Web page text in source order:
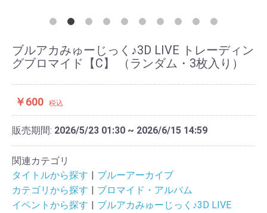
ブルアカみゅーじっく♪3D LIVE トレーディン
グブロマイド【C】 （ランダム・3枚入り）
￥600 税込
販売期間: 2026/5/23 01:30 ~ 2026/6/15 14:59
関連カテゴリ
タイトルから探す
ブルーアーカイブ
カテゴリから探す
ブロマイド・アルバム
イベントから探す
ブルアカみゅーじっく♪3D LIVE